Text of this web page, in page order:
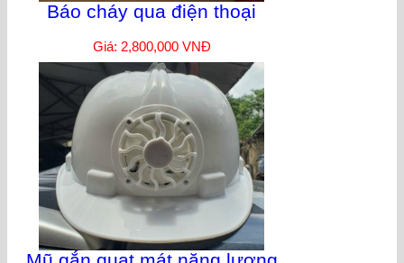
Báo cháy qua điện thoại
Giá: 2,800,000 VNĐ